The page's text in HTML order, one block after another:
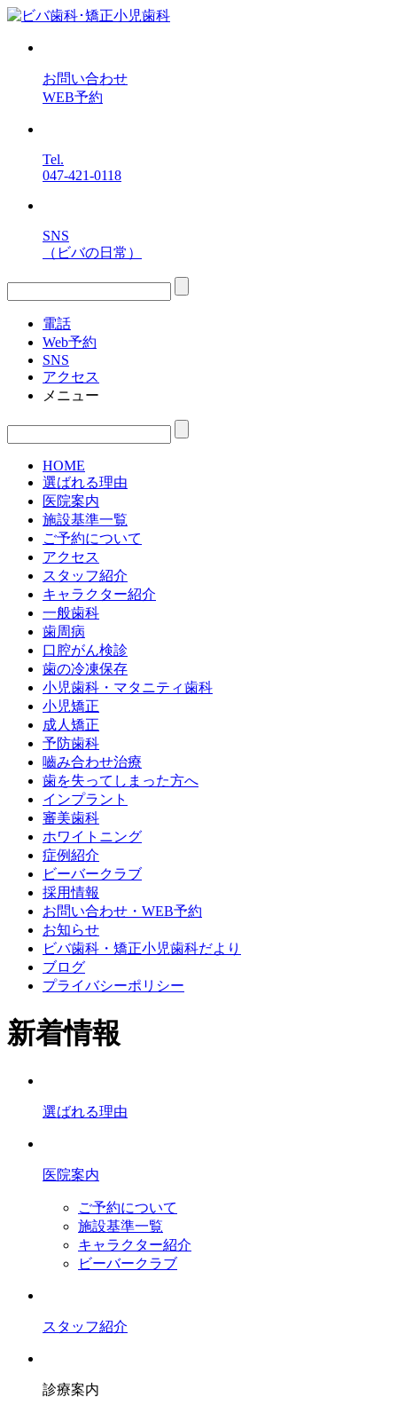
お問い合わせ
WEB予約
Tel.
047-421-0118
SNS
（ビバの日常）
電話
Web予約
SNS
アクセス
メニュー
HOME
選ばれる理由
医院案内
施設基準一覧
ご予約について
アクセス
スタッフ紹介
キャラクター紹介
一般歯科
歯周病
口腔がん検診
歯の冷凍保存
小児歯科・マタニティ歯科
小児矯正
成人矯正
予防歯科
嚙み合わせ治療
歯を失ってしまった方へ
インプラント
審美歯科
ホワイトニング
症例紹介
ビーバークラブ
採用情報
お問い合わせ・WEB予約
お知らせ
ビバ歯科・矯正小児歯科だより
ブログ
プライバシーポリシー
新着情報
選ばれる理由
医院案内
ご予約について
施設基準一覧
キャラクター紹介
ビーバークラブ
スタッフ紹介
診療案内